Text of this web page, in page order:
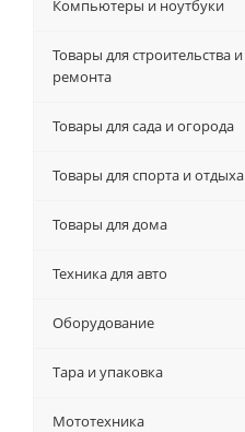
Компьютеры и ноутбуки
Товары для строительства и
ремонта
Товары для сада и огорода
Товары для спорта и отдыха
Товары для дома
Техника для авто
Оборудование
Тара и упаковка
Мототехника